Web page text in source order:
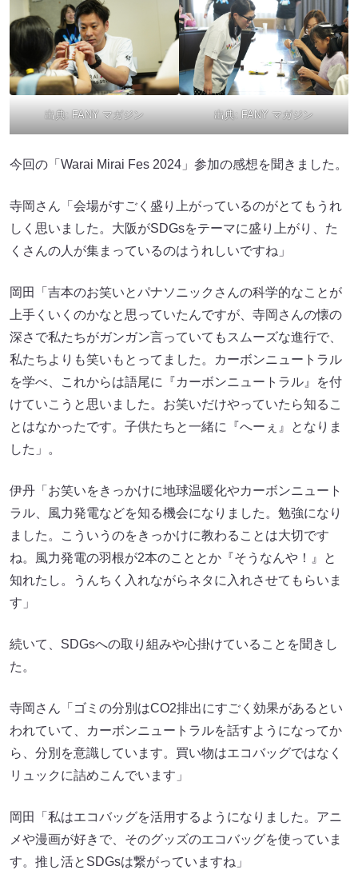
出典: FANY マガジン 出典: FANY マガジン
今回の「Warai Mirai Fes 2024」参加の感想を聞きました。
寺岡さん「会場がすごく盛り上がっているのがとてもうれ
しく思いました。大阪がSDGsをテーマに盛り上がり、た
くさんの人が集まっているのはうれしいですね」
岡田「吉本のお笑いとパナソニックさんの科学的なことが
上手くいくのかなと思っていたんですが、寺岡さんの懐の
深さで私たちがガンガン言っていてもスムーズな進行で、
私たちよりも笑いもとってました。カーボンニュートラル
を学べ、これからは語尾に『カーボンニュートラル』を付
けていこうと思いました。お笑いだけやっていたら知るこ
とはなかったです。子供たちと一緒に『へーぇ』となりま
した」。
伊丹「お笑いをきっかけに地球温暖化やカーボンニュート
ラル、風力発電などを知る機会になりました。勉強になり
ました。こういうのをきっかけに教わることは大切です
ね。風力発電の羽根が2本のこととか『そうなんや！』と
知れたし。うんちく入れながらネタに入れさせてもらいま
す」
続いて、SDGsへの取り組みや心掛けていることを聞きし
た。
寺岡さん「ゴミの分別はCO2排出にすごく効果があるとい
われていて、カーボンニュートラルを話すようになってか
ら、分別を意識しています。買い物はエコバッグではなく
リュックに詰めこんでいます」
岡田「私はエコバッグを活用するようになりました。アニ
メや漫画が好きで、そのグッズのエコバッグを使っていま
す。推し活とSDGsは繋がっていますね」